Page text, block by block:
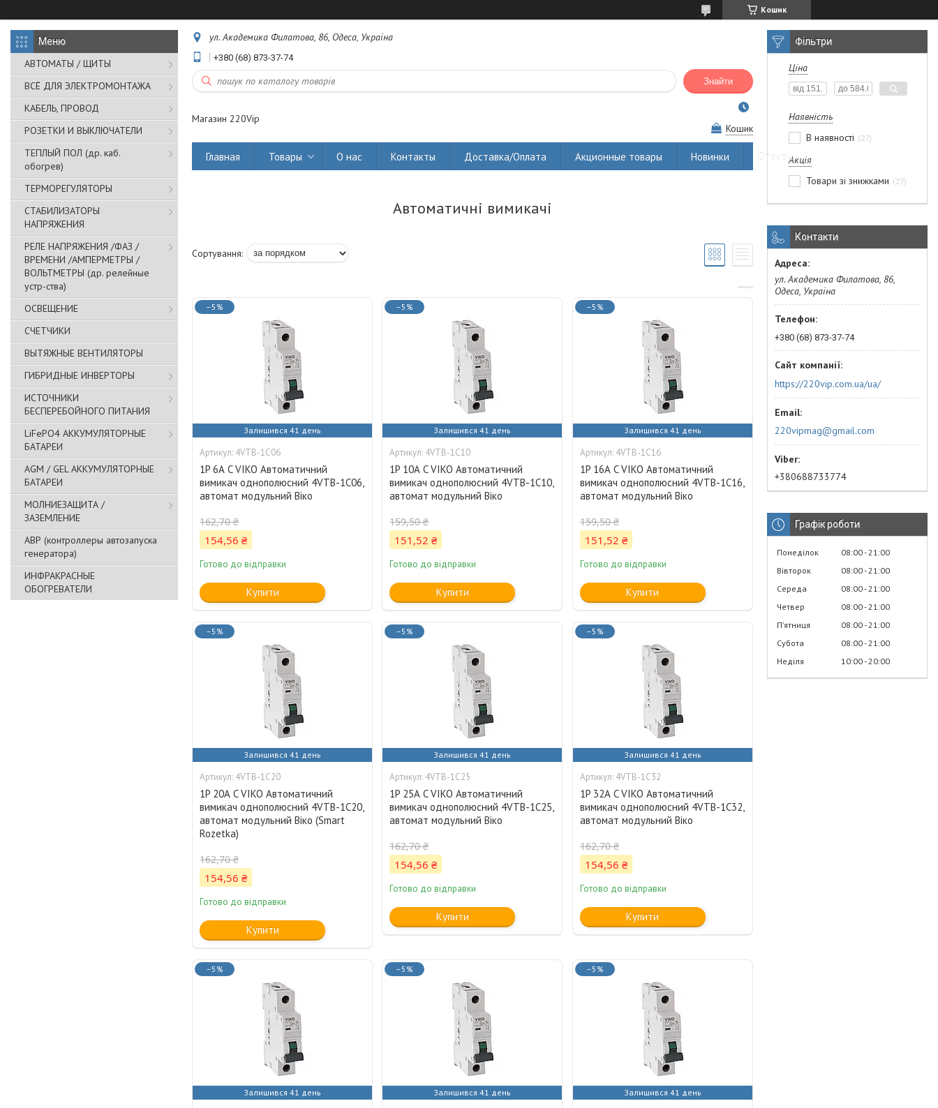
Кошик
АВТОМАТЫ / ЩИТЫ
ВСЁ ДЛЯ ЭЛЕКТРОМОНТАЖА
КАБЕЛЬ, ПРОВОД
РОЗЕТКИ И ВЫКЛЮЧАТЕЛИ
ТЕПЛЫЙ ПОЛ (др. каб.
обогрев)
ТЕРМОРЕГУЛЯТОРЫ
СТАБИЛИЗАТОРЫ
НАПРЯЖЕНИЯ
РЕЛЕ НАПРЯЖЕНИЯ /ФАЗ /
ВРЕМЕНИ /АМПЕРМЕТРЫ /
ВОЛЬТМЕТРЫ (др. релейные
устр-ства)
ОСВЕЩЕНИЕ
СЧЕТЧИКИ
ВЫТЯЖНЫЕ ВЕНТИЛЯТОРЫ
ГИБРИДНЫЕ ИНВЕРТОРЫ
ИСТОЧНИКИ
БЕСПЕРЕБОЙНОГО ПИТАНИЯ
LiFePO4 АККУМУЛЯТОРНЫЕ
БАТАРЕИ
AGM / GEL АККУМУЛЯТОРНЫЕ
БАТАРЕИ
МОЛНИЕЗАЩИТА /
ЗАЗЕМЛЕНИЕ
АВР (контроллеры автозапуска
генератора)
ИНФРАКРАСНЫЕ
ОБОГРЕВАТЕЛИ
ул. Академика Филатова, 86, Одеса, Україна
+380 (68) 873-37-74
Знайти
Магазин 220Vip
Кошик
Главная Товары О нас Контакты Доставка/Оплата Акционные товары Новинки Отзывы
Автоматичні вимикачі
–5%
Залишився 41 день
4VTB-1C06
1P 6А C VIKO Автоматичний
вимикач однополюсний 4VTB-1C06,
автомат модульний Віко
162,70 ₴
154,56 ₴
Готово до відправки
Купити
–5%
Залишився 41 день
4VTB-1C10
1P 10А C VIKO Автоматичний
вимикач однополюсний 4VTB-1C10,
автомат модульний Віко
159,50 ₴
151,52 ₴
Готово до відправки
Купити
–5%
Залишився 41 день
4VTB-1C16
1P 16А C VIKO Автоматичний
вимикач однополюсний 4VTB-1C16,
автомат модульний Віко
159,50 ₴
151,52 ₴
Готово до відправки
Купити
–5%
Залишився 41 день
4VTB-1C20
1P 20А C VIKO Автоматичний
вимикач однополюсний 4VTB-1C20,
автомат модульний Віко (Smart
Rozetka)
162,70 ₴
154,56 ₴
Готово до відправки
Купити
–5%
Залишився 41 день
4VTB-1C25
1P 25А C VIKO Автоматичний
вимикач однополюсний 4VTB-1C25,
автомат модульний Віко
162,70 ₴
154,56 ₴
Готово до відправки
Купити
–5%
Залишився 41 день
4VTB-1C32
1P 32А C VIKO Автоматичний
вимикач однополюсний 4VTB-1C32,
автомат модульний Віко
162,70 ₴
154,56 ₴
Готово до відправки
Купити
–5%
Залишився 41 день
–5%
Залишився 41 день
–5%
Залишився 41 день
Фільтри
Ціна
Наявність
В наявності
27
Акція
Товари зі знижками
27
Контакти
ул. Академика Филатова, 86,
Одеса, Україна
+380 (68) 873-37-74
https://220vip.com.ua/ua/
220vipmag@gmail.com
+380688733774
Графік роботи
Понеділок 08:00 21:00
Вівторок
08:00 21:00
Середа
08:00 21:00
Четвер
08:00 21:00
Пʼятниця
08:00 21:00
Субота
08:00 21:00
Неділя
10:00 20:00